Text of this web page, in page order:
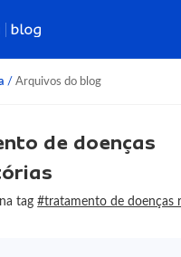
/ Arquivos do blog
de doenças
tag#tratamento de doenças